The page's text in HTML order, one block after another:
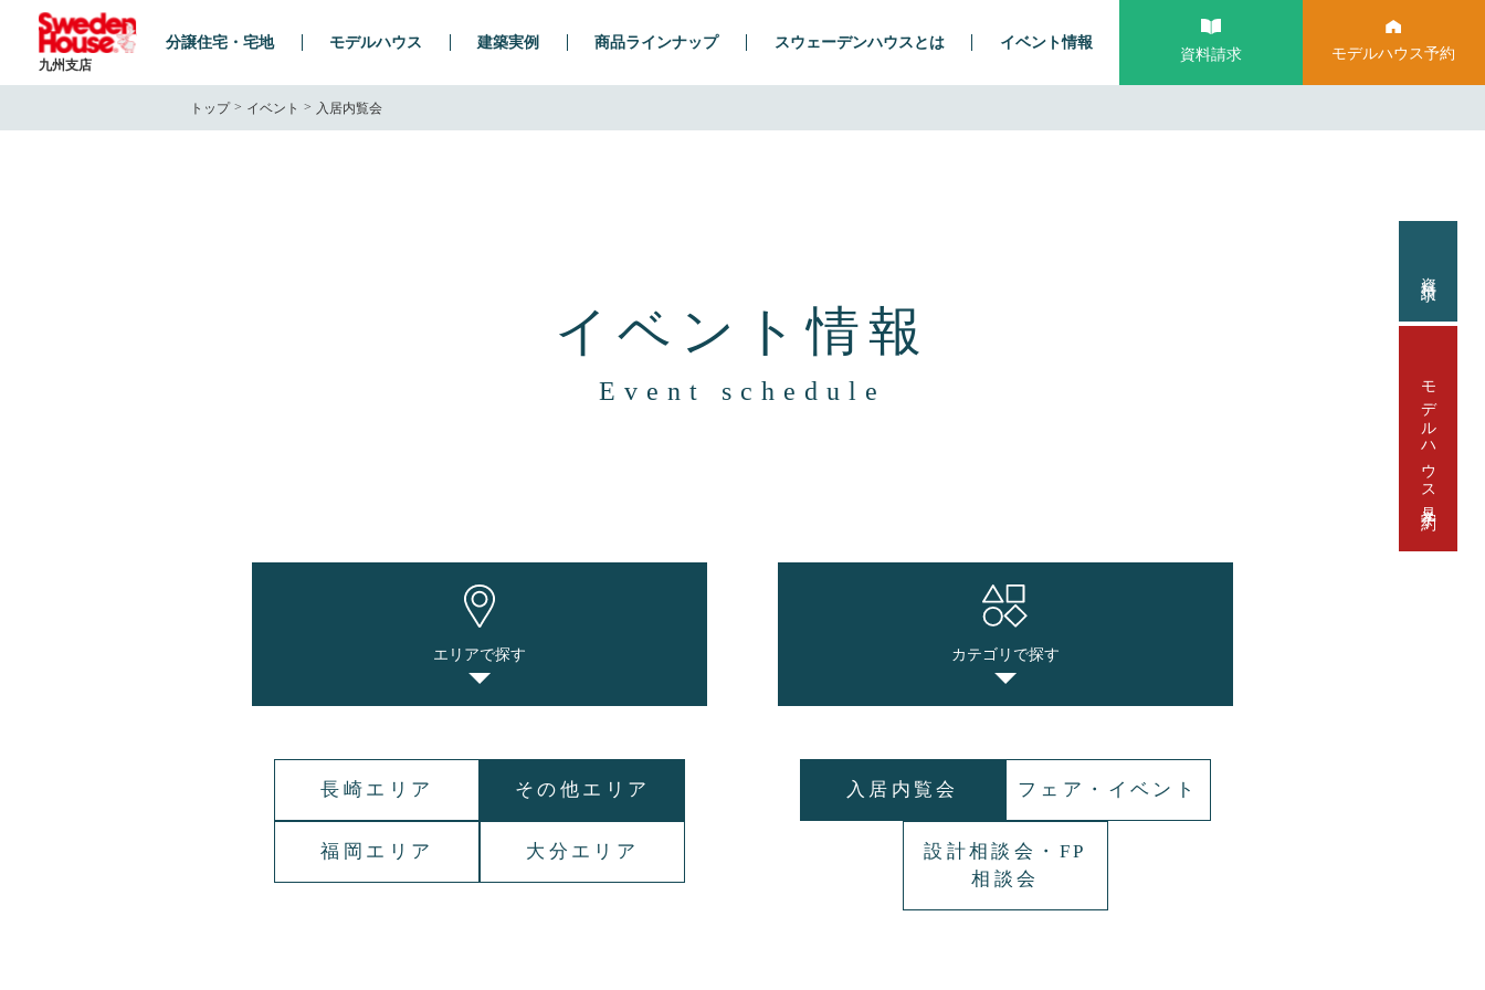
九州支店
分譲住宅・宅地 モデルハウス 建築実例 商品ラインナップ スウェーデンハウスとは イベント情報
資料請求 モデルハウス予約
モデルハウス見学予約
トップ イベント 入居内覧会
イベント情報
Event schedule
エリアで探す
長崎エリア その他エリア
福岡エリア 大分エリア
カテゴリで探す
入居内覧会 フェア・イベント
設計相談会・FP
相談会